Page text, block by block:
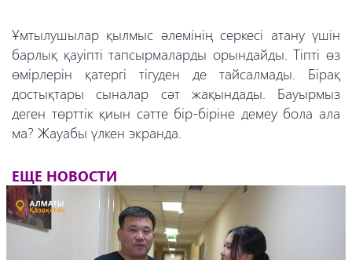
Ұмтылушылар қылмыс әлемінің серкесі атану үшін
барлық қауіпті тапсырмаларды орындайды. Тіпті өз
өмірлерін қатергі тігуден де тайсалмады. Бірақ
достықтары сыналар сәт жақындады. Бауырмыз
деген төрттік қиын сәтте бір-біріне демеу бола ала
ма? Жауабы үлкен экранда.
ЕЩЕ НОВОСТИ